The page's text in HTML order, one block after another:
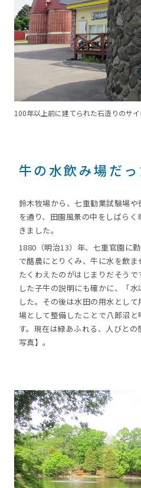
100年以上前に建てられた石造りのサイ
牛の水飲み場だ
鈴木牧場から、七重勧業試験場
を通り、田園風景の中をしばら
きました。
1880（明治13）年、七重官園に
で酪農にとりくみ、牛に水を飲
たくわえたのがはじまりだそう
した子牛の説明にも確かに、「
した。その後は水田の用水とし
場として整備したことで八郎沼
す。現在は緑あふれる、人びと
写真】。